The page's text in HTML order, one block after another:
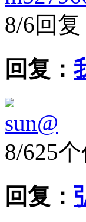
8/6回
回复：
sun@
8/625
回复：